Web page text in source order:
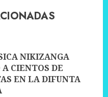
NIKIZANGA
CIENTOS DE
EN LA DIFUNTA